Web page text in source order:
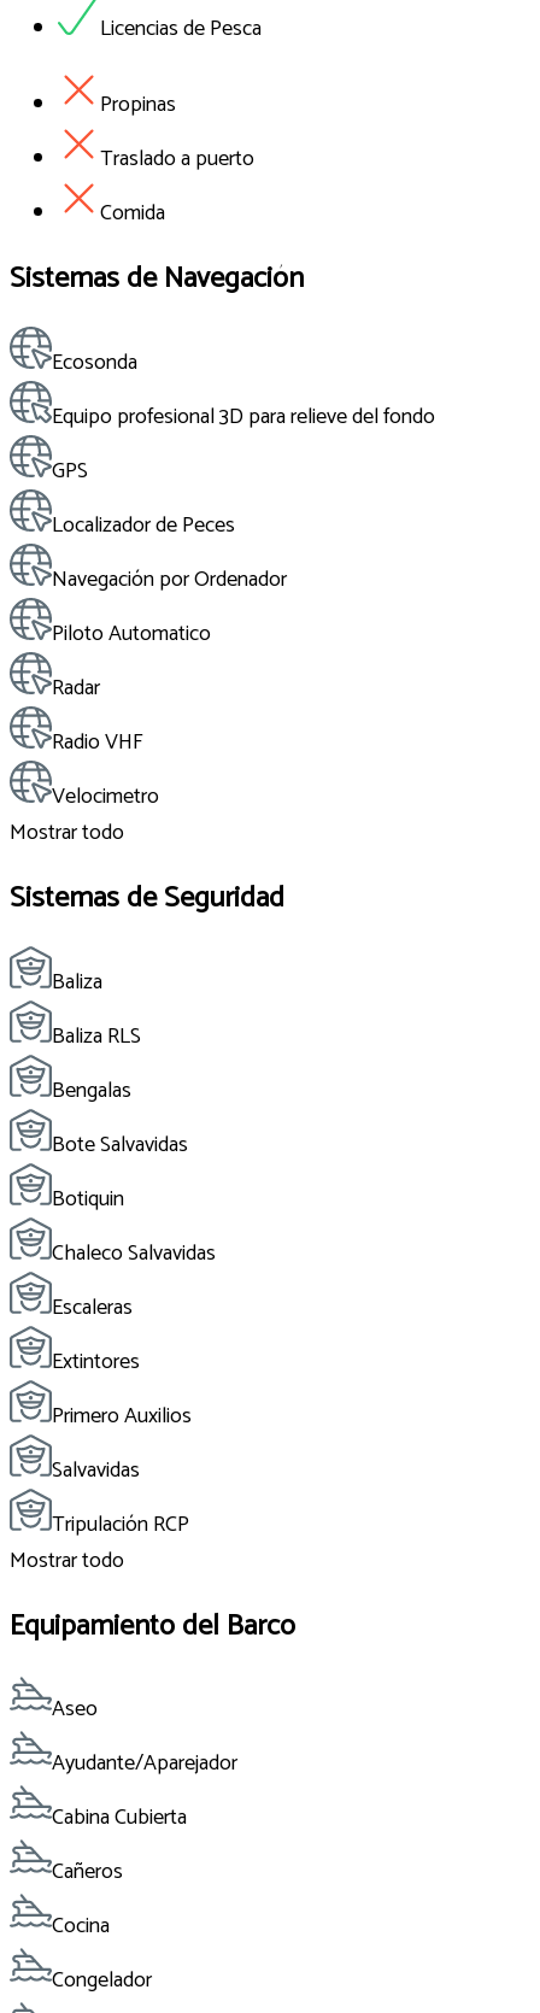
Licencias de Pesca
Propinas
Traslado a puerto
Comida
Sistemas de Navegación
Ecosonda
Equipo profesional 3D para relieve del fondo
GPS
Localizador de Peces
Navegación por Ordenador
Piloto Automatico
Radar
Radio VHF
Velocimetro
Mostrar todo
Sistemas de Seguridad
Baliza
Baliza RLS
Bengalas
Bote Salvavidas
Botiquin
Chaleco Salvavidas
Escaleras
Extintores
Primero Auxilios
Salvavidas
Tripulación RCP
Mostrar todo
Equipamiento del Barco
Aseo
Ayudante/Aparejador
Cabina Cubierta
Cañeros
Cocina
Congelador